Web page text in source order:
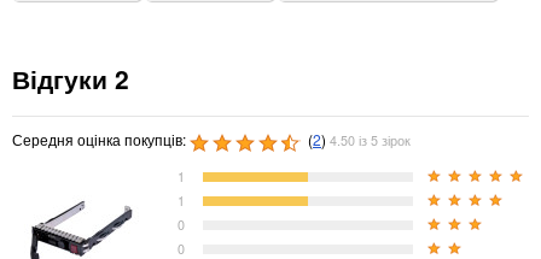
Відгуки 2
Середня оцінка покупців: (2) 4.50 із 5 зірок
1
1
0
0